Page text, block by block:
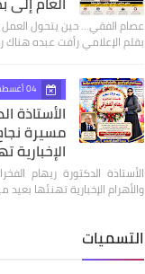
عصام الفقي... حين يتحول العمل
بقلم الإعلامي رأفت عبده هناك
04 أغسطس 2026
الأستاذة
مسيرة
الإخبارية
الأستاذة الدكتورة ريهام
والأهرام الإخبارية تهنئها بعيد
التسميات